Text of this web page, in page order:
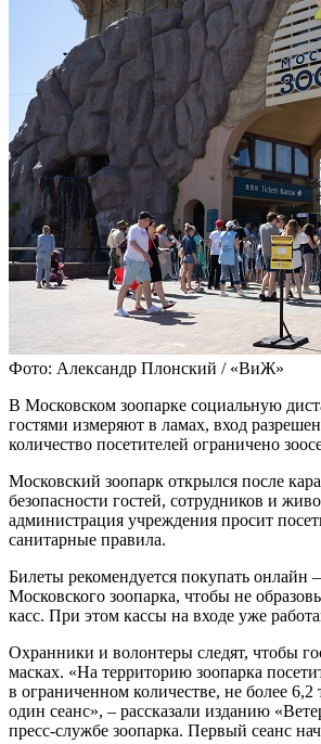
Фото: Александр Плонский / «ВиЖ»
В Московском зоопарке социальную
гостями измеряют в ламах, вход
количество посетителей ограничено
Московский зоопарк открылся после
безопасности гостей, сотрудников и
администрация учреждения просит
санитарные правила.
Билеты рекомендуется покупать онлайн
Московского зоопарка, чтобы не
касс. При этом кассы на входе уже
Охранники и волонтеры следят, чтобы
масках. «На территорию зоопарка
в ограниченном количестве, не более 6,2
один сеанс», – рассказали изданию
пресс-службе зоопарка. Первый сеанс